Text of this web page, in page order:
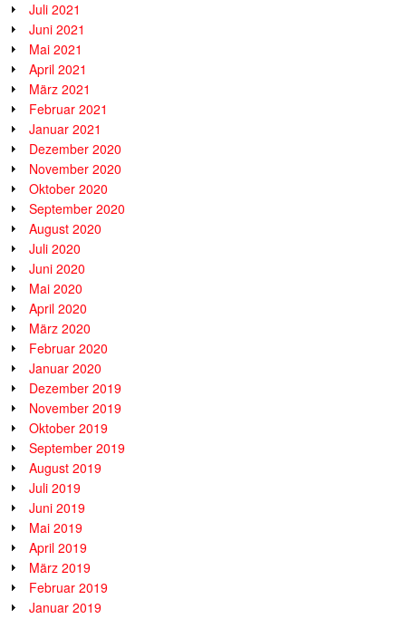
Juli 2021
Juni 2021
Mai 2021
April 2021
März 2021
Februar 2021
Januar 2021
Dezember 2020
November 2020
Oktober 2020
September 2020
August 2020
Juli 2020
Juni 2020
Mai 2020
April 2020
März 2020
Februar 2020
Januar 2020
Dezember 2019
November 2019
Oktober 2019
September 2019
August 2019
Juli 2019
Juni 2019
Mai 2019
April 2019
März 2019
Februar 2019
Januar 2019